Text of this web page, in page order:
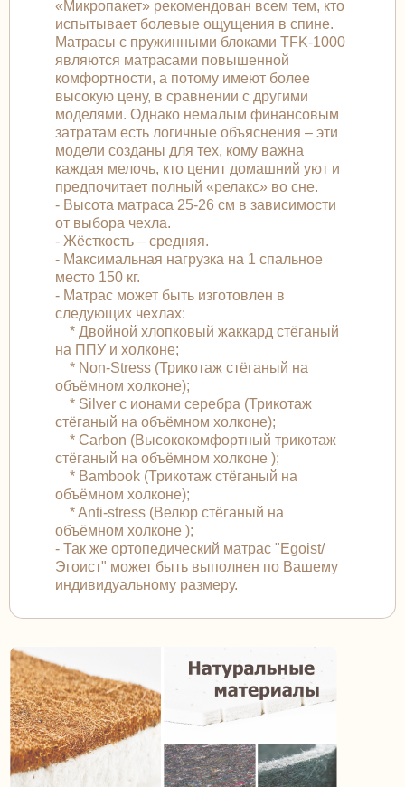
«Микропакет» рекомендован всем тем, кто
испытывает болевые ощущения в спине.
Матрасы с пружинными блоками TFK-1000
являются матрасами повышенной
комфортности, а потому имеют более
высокую цену, в сравнении с другими
моделями. Однако немалым финансовым
затратам есть логичные объяснения – эти
модели созданы для тех, кому важна
каждая мелочь, кто ценит домашний уют и
предпочитает полный «релакс» во сне.
- Высота матраса 25-26 см в зависимости
от выбора чехла.
- Жёсткость – средняя.
- Максимальная нагрузка на 1 спальное
место 150 кг.
- Матрас может быть изготовлен в
следующих чехлах:
* Двойной хлопковый жаккард стёганый
на ППУ и холконе;
* Non-Stress (Трикотаж стёганый на
объёмном холконе);
* Silver с ионами серебра (Трикотаж
стёганый на объёмном холконе);
* Carbon (Высококомфортный трикотаж
стёганый на объёмном холконе );
* Bambook (Трикотаж стёганый на
объёмном холконе);
* Anti-stress (Велюр стёганый на
объёмном холконе );
- Так же ортопедический матрас "Egoist/
Эгоист" может быть выполнен по Вашему
индивидуальному размеру.